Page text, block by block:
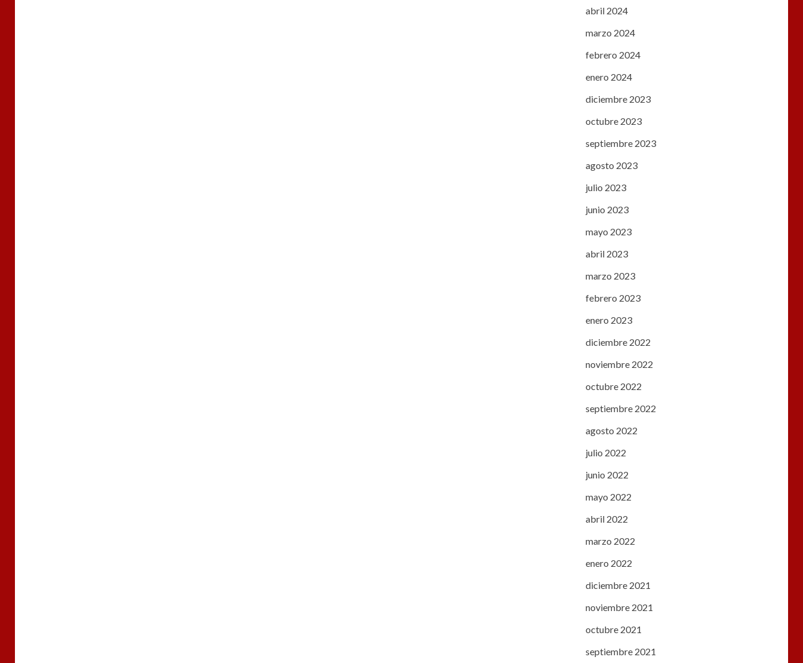
abril 2024
marzo 2024
febrero 2024
enero 2024
diciembre 2023
octubre 2023
septiembre 2023
agosto 2023
julio 2023
junio 2023
mayo 2023
abril 2023
marzo 2023
febrero 2023
enero 2023
diciembre 2022
noviembre 2022
octubre 2022
septiembre 2022
agosto 2022
julio 2022
junio 2022
mayo 2022
abril 2022
marzo 2022
enero 2022
diciembre 2021
noviembre 2021
octubre 2021
septiembre 2021